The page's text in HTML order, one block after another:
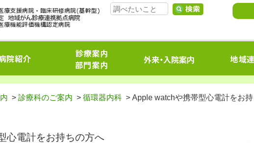
> 診療科のご案内 > 循環器内科 > Apple watchや携帯型心電計をお持
心電計をお持ちの方へ